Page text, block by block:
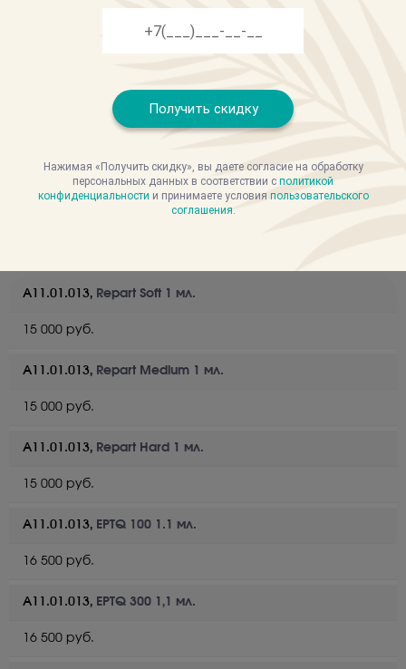
Radiesse
Вы будете наслаждаться
препарата долгое время, получая
комплименты и восхищенные
взгляды окружающих.
А11.01.013, Repart Soft 1 мл.
15 000 руб.
А11.01.013, Repart Medium 1 мл.
15 000 руб.
А11.01.013, Repart Hard 1 мл.
15 000 руб.
А11.01.013, EPTQ 100 1.1 мл.
16 500 руб.
А11.01.013, EPTQ 300 1,1 мл.
16 500 руб.
Получить скидку
Нажимая «Получить скидку», вы даете согласие на обработку
персональных данных в соответствии с политикой
конфиденциальности и принимаете условия пользовательского
соглашения.